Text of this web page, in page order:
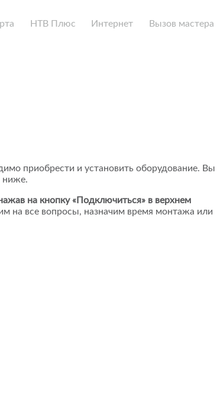
НТВ Плюс Интернет Вызов мастера
приобрести и установить оборудование. Вы
ниже.
на кнопку «Подключиться» в верхнем
на все вопросы, назначим время монтажа или